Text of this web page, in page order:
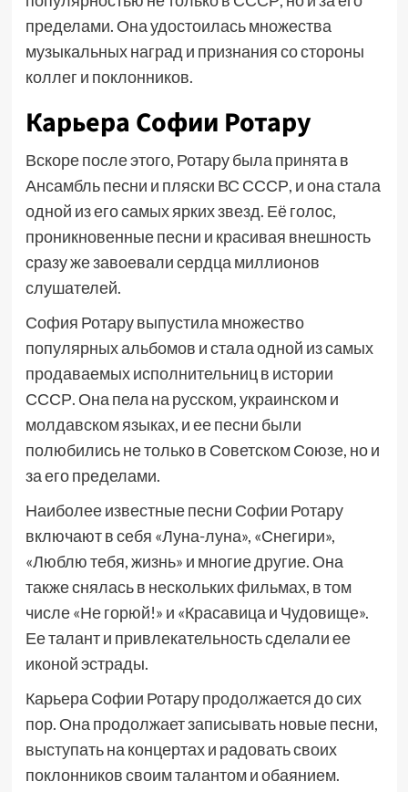
пределами. Она удостоилась множества
музыкальных наград и признания со стороны
коллег и поклонников.
Карьера Софии Ротару
Вскоре после этого, Ротару была принята в
Ансамбль песни и пляски ВС СССР, и она стала
одной из его самых ярких звезд. Её голос,
проникновенные песни и красивая внешность
сразу же завоевали сердца миллионов
слушателей.
София Ротару выпустила множество
популярных альбомов и стала одной из самых
продаваемых исполнительниц в истории
СССР. Она пела на русском, украинском и
молдавском языках, и ее песни были
полюбились не только в Советском Союзе, но и
за его пределами.
Наиболее известные песни Софии Ротару
включают в себя «Луна-луна», «Снегири»,
«Люблю тебя, жизнь» и многие другие. Она
также снялась в нескольких фильмах, в том
числе «Не горюй!» и «Красавица и Чудовище».
Ее талант и привлекательность сделали ее
иконой эстрады.
Карьера Софии Ротару продолжается до сих
пор. Она продолжает записывать новые песни,
выступать на концертах и радовать своих
поклонников своим талантом и обаянием.